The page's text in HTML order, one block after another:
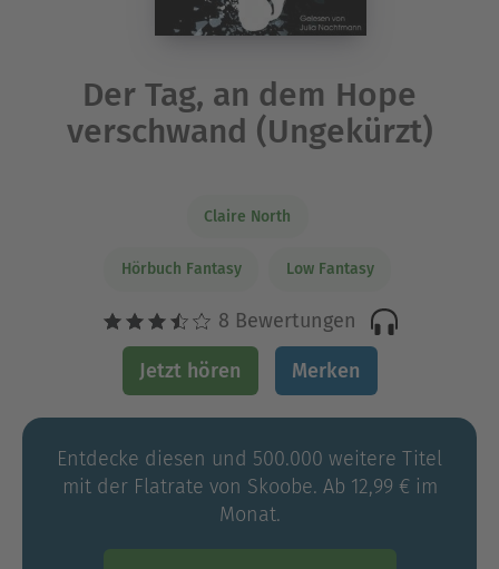
Der Tag, an dem Hope
verschwand (Ungekürzt)
Claire North
Hörbuch Fantasy Low Fantasy
8 Bewertungen
Jetzt hören Merken
Entdecke diesen und 500.000 weitere Titel
mit der Flatrate von Skoobe. Ab 12,99 € im
Monat.